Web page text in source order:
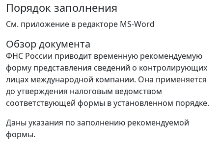
Порядок заполнения
См. приложение в редакторе MS-Word
Обзор документа
ФНС России приводит временную рекомендуемую
форму представления сведений о контролирующих
лицах международной компании. Она применяется
до утверждения налоговым ведомством
соответствующей формы в установленном порядке.
Даны указания по заполнению рекомендуемой
формы.